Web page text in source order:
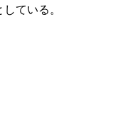
ている。